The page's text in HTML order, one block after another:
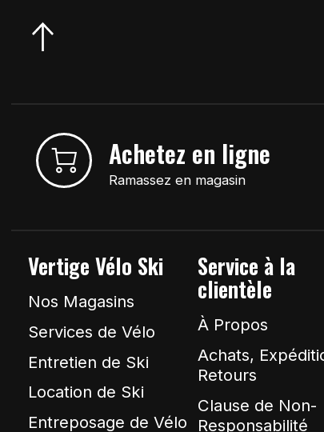
Achetez en ligne
Ramassez en magasin
Vertige Vélo Ski
Nos Magasins
Services de Vélo
Entretien de Ski
Location de Ski
Entreposage de Vélo
Service à la
clientèle
À Propos
Achats,
Retours
Clause de Non-
Responsabilité